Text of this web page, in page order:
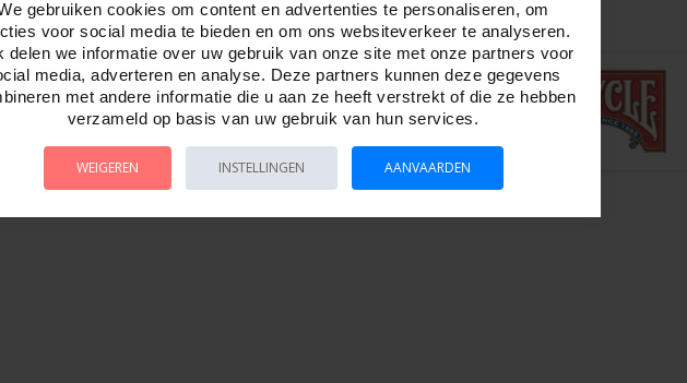
lensen van tempered veiligheidsglas.
gebruiken cookies om content en advertenties te personaliseren, om
voor social media te bieden en om ons websiteverkeer te analyseren.
delen we informatie over uw gebruik van onze site met onze partners voor
media, adverteren en analyse. Deze partners kunnen deze gegevens
met andere informatie die u aan ze heeft verstrekt of die ze hebben
verzameld op basis van uw gebruik van hun services.
WEIGEREN INSTELLINGEN AANVAARDEN